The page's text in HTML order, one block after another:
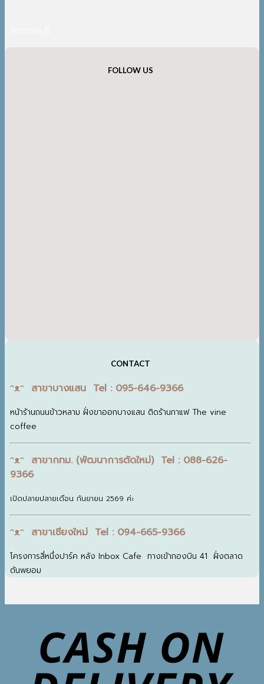
FOLLOW US
CONTACT
ᵔᴥᵔ สาขาบางแสน Tel : 095-646-9366
หน้าร้านถนนข้าวหลาม ฝั่งขาออกบางแสน ติดร้านกาแฟ The vine
coffee
ᵔᴥᵔ สาขากทม. (พัฒนาการตัดใหม่) Tel : 088-626-
9366
เปิดปลายปลายเดือน กันยายน 2569 ค่ะ
ᵔᴥᵔ สาขาเชียงใหม่ Tel : 094-665-9366
โครงการสี่หนึ่งปาร์ค หลัง Inbox Cafe ทางเข้ากองบิน 41 ฝั่งตลาด
ต้นพยอม